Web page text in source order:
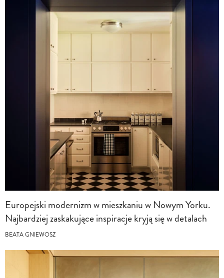
Europejski modernizm w mieszkaniu w Nowym Yorku.
Najbardziej zaskakujące inspiracje kryją się w detalach
BEATA GNIEWOSZ